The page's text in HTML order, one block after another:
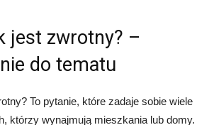
jest zwrotny? –
do tematu
To pytanie, które zadaje sobie wiele
którzy wynajmują mieszkania lub domy.